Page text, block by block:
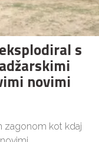
s
novimi
zagonom kot kdaj